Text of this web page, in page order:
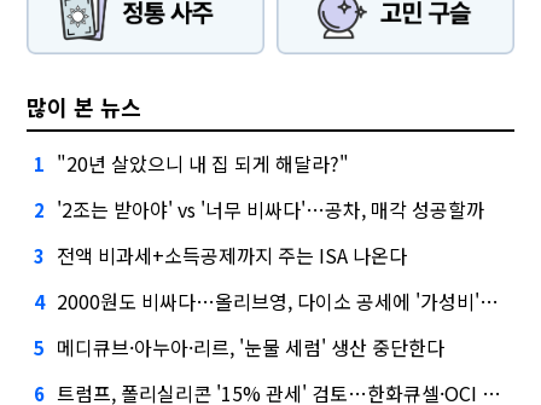
많이 본 뉴스
1 "20년 살았으니 내 집 되게 해달라?"
2 '2조는 받아야' vs '너무 비싸다'…공차, 매각 성공할까
3 전액 비과세+소득공제까지 주는 ISA 나온다
4 2000원도 비싸다…올리브영, 다이소 공세에 '가성비'로 맞불
5 메디큐브·아누아·리르, '눈물 세럼' 생산 중단한다
6 트럼프, 폴리실리콘 '15% 관세' 검토…한화큐셀·OCI 영향은?